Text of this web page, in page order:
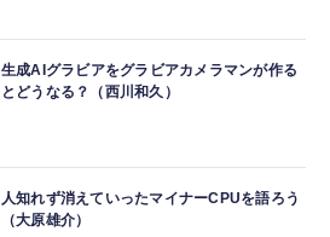
生成AIグラビアをグラビアカメラマンが作る
とどうなる？（西川和久）
人知れず消えていったマイナーCPUを語ろう
（大原雄介）